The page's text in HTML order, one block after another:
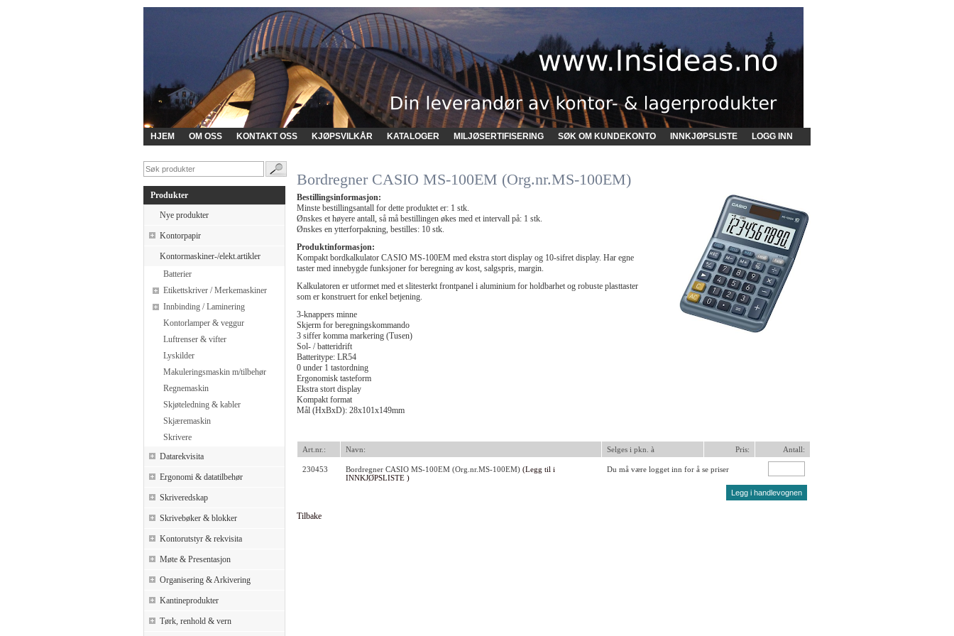
HJEM OM OSS KONTAKT OSS KJØPSVILKÅR KATALOGER MILJØSERTIFISERING SØK OM KUNDEKONTO INNKJØPSLISTE LOGG INN
Produkter
Nye produkter
Kontorpapir
Kontormaskiner-/elekt.artikler
Batterier
Etikettskriver / Merkemaskiner
Innbinding / Laminering
Kontorlamper & veggur
Luftrenser & vifter
Lyskilder
Makuleringsmaskin m/tilbehør
Regnemaskin
Skjøteledning & kabler
Skjæremaskin
Skrivere
Datarekvisita
Ergonomi & datatilbehør
Skriveredskap
Skrivebøker & blokker
Kontorutstyr & rekvisita
Møte & Presentasjon
Organisering & Arkivering
Kantineprodukter
Tørk, renhold & vern
Bordregner CASIO MS-100EM (Org.nr.MS-100EM)
Bestillingsinformasjon:
Minste bestillingsantall for dette produktet er: 1 stk.
Ønskes et høyere antall, så må bestillingen økes med et intervall på: 1 stk.
Ønskes en ytterforpakning, bestilles: 10 stk.
Produktinformasjon:
Kompakt bordkalkulator CASIO MS-100EM med ekstra stort display og 10-sifret display. Har egne
taster med innebygde funksjoner for beregning av kost, salgspris, margin.
Kalkulatoren er utformet med et slitesterkt frontpanel i aluminium for holdbarhet og robuste plasttaster
som er konstruert for enkel betjening.
3-knappers minne
Skjerm for beregningskommando
3 siffer komma markering (Tusen)
Sol- / batteridrift
Batteritype: LR54
0 under 1 tastordning
Ergonomisk tasteform
Ekstra stort display
Kompakt format
Mål (HxBxD): 28x101x149mm
Art.nr.: Navn: Selges i pkn. à Pris: Antall:
230453 Bordregner CASIO MS-100EM (Org.nr.MS-100EM) (Legg til i
INNKJØPSLISTE )
Du må være logget inn for å se priser
Tilbake